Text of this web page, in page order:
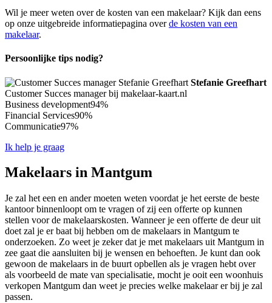
Wil je meer weten over de kosten van een makelaar? Kijk dan eens
op onze uitgebreide informatiepagina overde kosten van een
makelaar.
Persoonlijke tips nodig?
Stefanie Greefhart
Customer Succes manager bij makelaar-kaart.nl
Business development94%
Financial Services90%
Communicatie97%
Ik help je graag
Makelaars in Mantgum
Je zal het een en ander moeten weten voordat je het eerste de beste
kantoor binnenloopt om te vragen of zij een offerte op kunnen
stellen voor de makelaarskosten. Wanneer je een offerte de deur uit
doet zal je er baat bij hebben om de makelaars in Mantgum te
onderzoeken. Zo weet je zeker dat je met makelaars uit Mantgum in
zee gaat die aansluiten bij je wensen en behoeften. Je kunt dan ook
gewoon de makelaars in de buurt opbellen als je vragen hebt over
als voorbeeld de mate van specialisatie, mocht je ooit een woonhuis
verkopen Mantgum dan weet je precies welke makelaar er bij je zal
passen.